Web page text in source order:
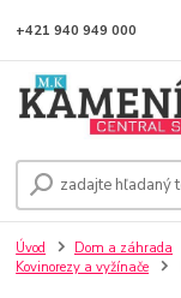
+421 940 949 000
Úvod Dom a záhrada
Kovinorezy a vyžínače